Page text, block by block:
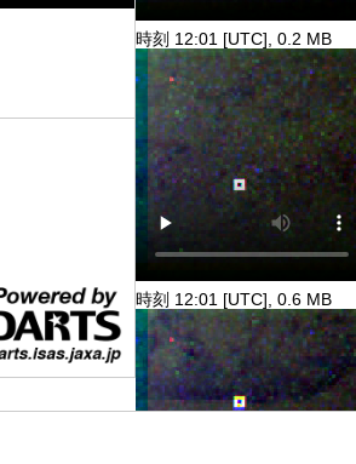
時刻 12:01 [UTC], 0.2 MB
時刻 12:01 [UTC], 0.6 MB